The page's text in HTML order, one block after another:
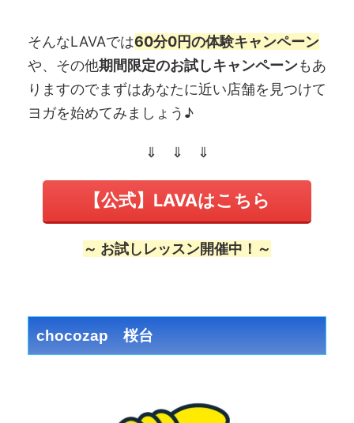
そんなLAVAでは60分0円の体験キャンペーン
や、その他期間限定のお試しキャンペーンもあ
りますのでまずはあなたに近い店舗を見つけて
ヨガを始めてみましょう♪
⇓ ⇓ ⇓
【公式】LAVAはこちら
～ お試しレッスン開催中！～
chocozap 桜台